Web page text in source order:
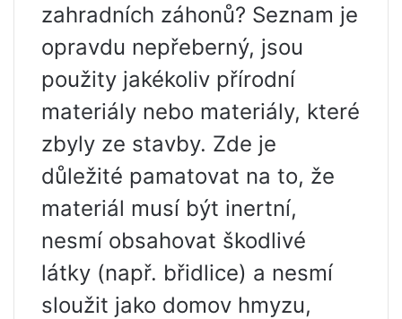
zahradních záhonů? Seznam je
opravdu nepřeberný, jsou
použity jakékoliv přírodní
materiály nebo materiály, které
zbyly ze stavby. Zde je
důležité pamatovat na to, že
materiál musí být inertní,
nesmí obsahovat škodlivé
látky (např. břidlice) a nesmí
sloužit jako domov hmyzu,